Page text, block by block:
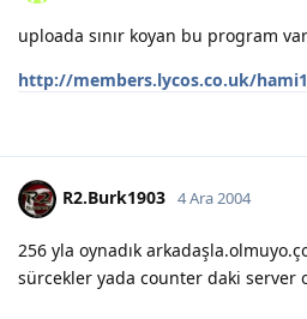
uploada sınır koyan bu program
http://members.lycos.co.uk/
R2.Burk1903 4 Ara 2004
256 yla oynadık
sürcekler yada counter daki server